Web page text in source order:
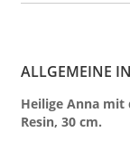
ALLGEMEINE
Heilige Anna mit
Resin, 30 cm.